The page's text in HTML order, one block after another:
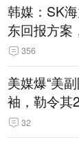
韩媒：SK
东回报方案
相当于美股
356
美媒爆“美
袖，勒令其
五角大楼回应
32